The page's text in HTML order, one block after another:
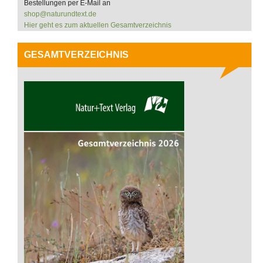
Bestellungen per E-Mail an
shop@naturundtext.de
Hier geht es zum aktuellen Gesamtverzeichnis
GESAMTVERZEICHNIS